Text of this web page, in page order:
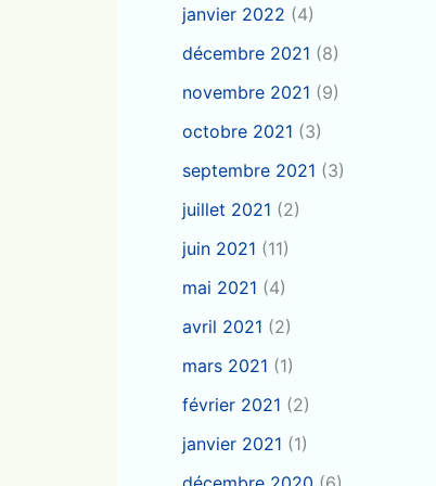
janvier 2022 (4)
décembre 2021 (8)
novembre 2021 (9)
octobre 2021 (3)
septembre 2021 (3)
juillet 2021 (2)
juin 2021 (11)
mai 2021 (4)
avril 2021 (2)
mars 2021 (1)
février 2021 (2)
janvier 2021 (1)